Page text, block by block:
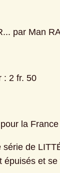
par Man
: 2 fr. 50
la
de
épuisés et